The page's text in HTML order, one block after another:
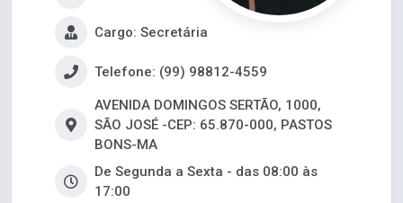
Cargo: Secretária
Telefone: (99) 98812-4559
AVENIDA DOMINGOS SERTÃO, 1000,
SÃO JOSÉ -CEP: 65.870-000, PASTOS
BONS-MA
De Segunda a Sexta - das 08:00 às
17:00